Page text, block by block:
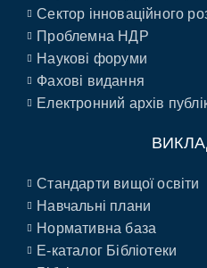
Сектор інноваційного
Проблемна НДР
Наукові форуми
Фахові видання
Електронний архів
Стандарти вищої освіти
Навчальні плани
Нормативна база
E-каталог Бібліотеки